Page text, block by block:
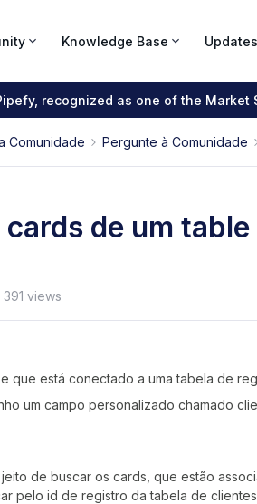
Knowledge Base Updates
recognized as one of the Market
Comunidade Pergunte à Comunidade
de um
391 views
que está conectado a uma tabela de
um campo personalizado chamado
de buscar os cards, que estão
pelo id de registro da tabela de